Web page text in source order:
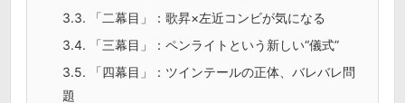
3.3. 「二幕目」：歌昇×左近コンビが気になる
3.4. 「三幕目」：ペンライトという新しい“儀式”
3.5. 「四幕目」：ツインテールの正体、バレバレ問
題